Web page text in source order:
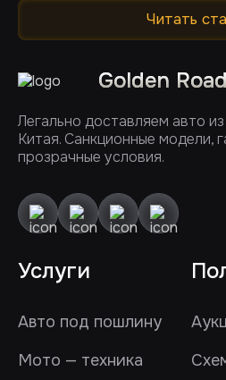
Читать
Golden Road
Легально доставляем авто
Китая. Санкционные модели,
прозрачные условия.
Услуги
Авто под пошлину
Мото — техника